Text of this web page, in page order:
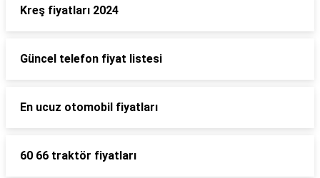
Kreş fiyatları 2024
Güncel telefon fiyat listesi
En ucuz otomobil fiyatları
60 66 traktör fiyatları